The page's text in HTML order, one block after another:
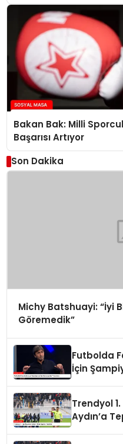
Bakan Bak: Milli
Başarısı Artıyor
Son Dakika
Michy Batshuayi: “İyi
Göremedik”
Futbolda
İçin
Trendyol
Aydın’a